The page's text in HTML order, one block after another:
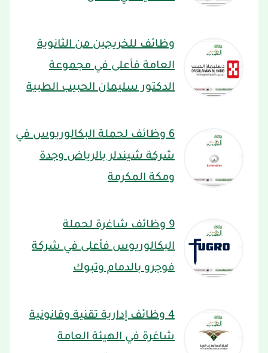
وظائف للخريجين من الثانوية
العامة فأعلى في مجموعة
الدكتور سليمان الحبيب الطبية
6 وظائف لحملة البكالوريوس في
شركة شيندلر بالرياض وجدة
ومكة المكرمة
9 وظائف شاغرة لحملة
البكالوريوس فأعلى في شركة
فوجرو بالدمام وتبوك
4 وظائف إدارية تقنية وقانونية
شاغرة في الهيئة العامة